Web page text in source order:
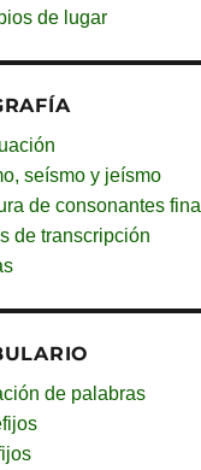
de lugar
seísmo y jeísmo
de consonantes
de transcripción
de palabras